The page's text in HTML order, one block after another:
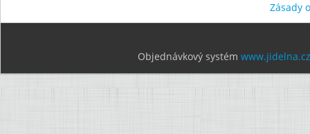
Zásady
Objednávkový systém www.jidelna.cz